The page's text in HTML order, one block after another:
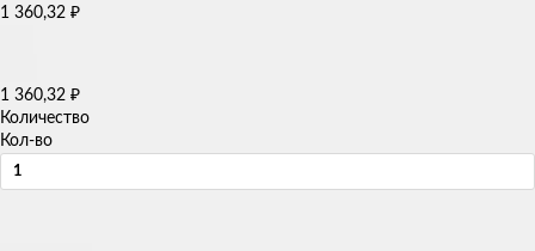
1 360,32 ₽
1 360,32 ₽
Количество
Кол-во